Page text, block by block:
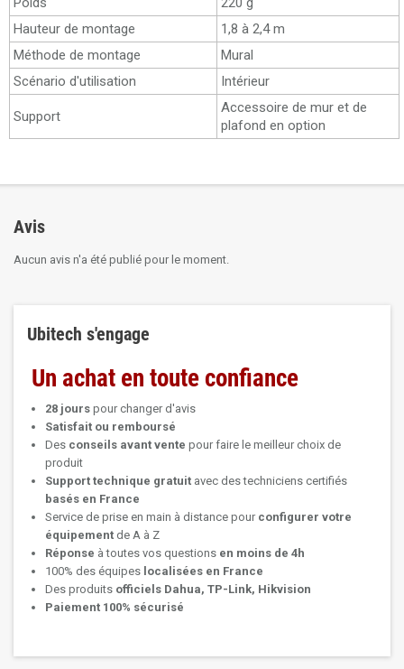
Hauteur de montage
1,8 à 2,4 m
Méthode de montage
Mural
Scénario d'utilisation
Intérieur
Support
Accessoire de mur et de
plafond en option
Avis
Aucun avis n'a été publié pour le moment.
Ubitech s'engage
Un achat en toute confiance
28 jours pour changer d'avis
Satisfait ou remboursé
Des conseils avant vente pour faire le meilleur choix de
produit
Support technique gratuit avec des techniciens certifiés
basés en France
Service de prise en main à distance pour configurer votre
équipement de A à Z
Réponse à toutes vos questions en moins de 4h
100% des équipes localisées en France
Des produits officiels Dahua, TP-Link, Hikvision
Paiement 100% sécurisé